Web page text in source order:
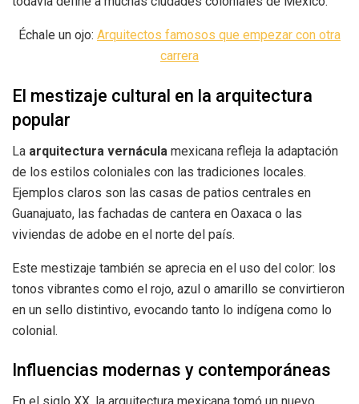
Échale un ojo: Arquitectos famosos que empezar con otra
carrera
El mestizaje cultural en la arquitectura
popular
La arquitectura vernácula mexicana refleja la adaptación
de los estilos coloniales con las tradiciones locales.
Ejemplos claros son las casas de patios centrales en
Guanajuato, las fachadas de cantera en Oaxaca o las
viviendas de adobe en el norte del país.
Este mestizaje también se aprecia en el uso del color: los
tonos vibrantes como el rojo, azul o amarillo se convirtieron
en un sello distintivo, evocando tanto lo indígena como lo
colonial.
Influencias modernas y contemporáneas